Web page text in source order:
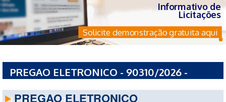
Informativo de
Licitações
Solicite demonstração gratuita aqui
PREGAO ELETRONICO - 90310/2026 -
PREGAO ELETRONICO